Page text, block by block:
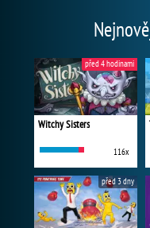
Witchy Sisters
116x
před 4 hodinami
před 3 dny